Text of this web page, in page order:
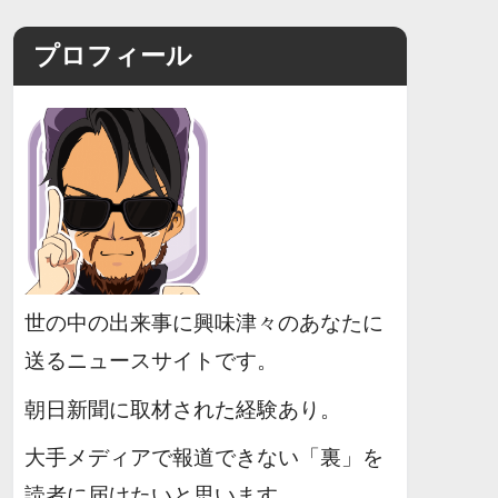
プロフィール
世の中の出来事に興味津々のあなたに
送るニュースサイトです。
朝日新聞に取材された経験あり。
大手メディアで報道できない「裏」を